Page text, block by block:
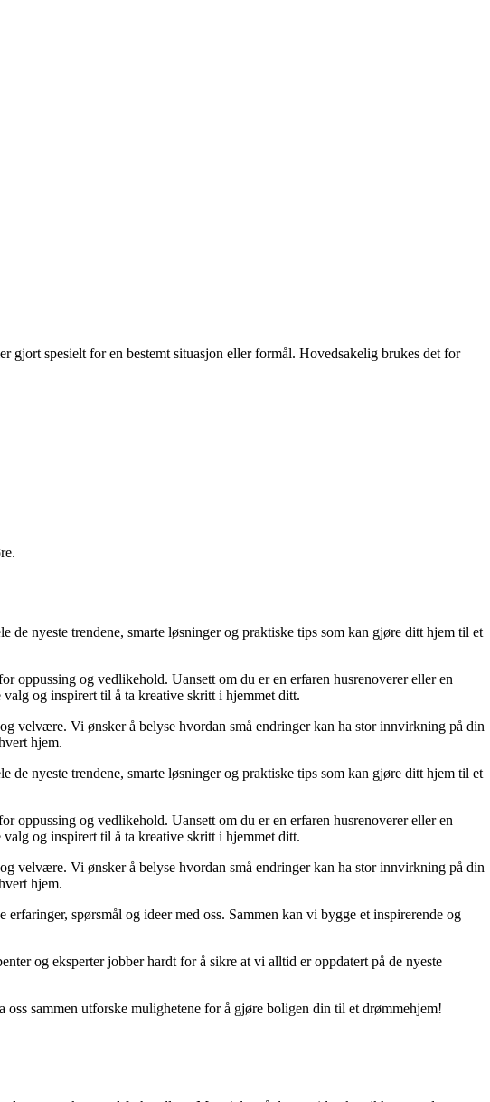
gjort spesielt for en bestemt situasjon eller formål. Hovedsakelig brukes det for
nyeste trendene, smarte løsninger og praktiske tips som kan gjøre ditt hjem til et
og vedlikehold. Uansett om du er en erfaren husrenoverer eller en
og inspirert til å ta kreative skritt i hjemmet ditt.
velvære. Vi ønsker å belyse hvordan små endringer kan ha stor innvirkning på din
hjem.
nyeste trendene, smarte løsninger og praktiske tips som kan gjøre ditt hjem til et
og vedlikehold. Uansett om du er en erfaren husrenoverer eller en
og inspirert til å ta kreative skritt i hjemmet ditt.
velvære. Vi ønsker å belyse hvordan små endringer kan ha stor innvirkning på din
hjem.
spørsmål og ideer med oss. Sammen kan vi bygge et inspirerende og
og eksperter jobber hardt for å sikre at vi alltid er oppdatert på de nyeste
sammen utforske mulighetene for å gjøre boligen din til et drømmehjem!